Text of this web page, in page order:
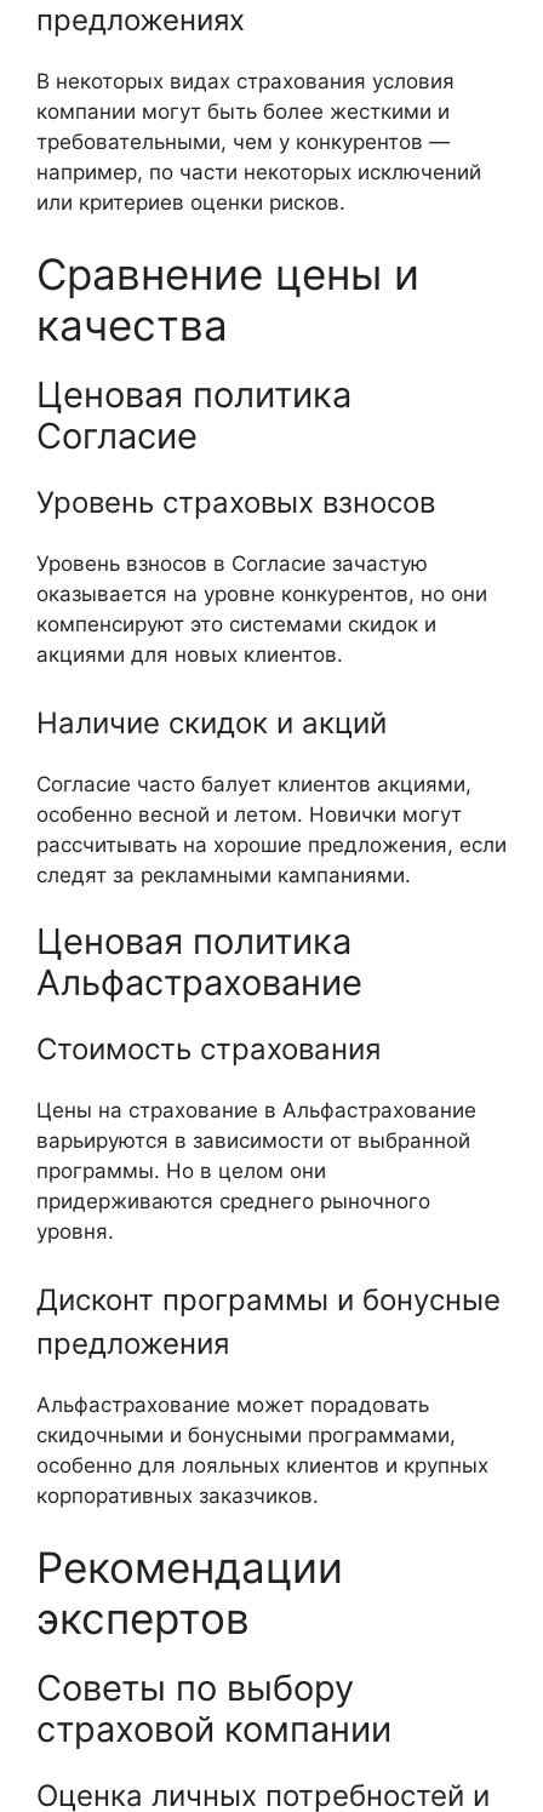
предложениях
В некоторых видах страхования условия
компании могут быть более жесткими и
требовательными, чем у конкурентов —
например, по части некоторых исключений
или критериев оценки рисков.
Сравнение цены и
качества
Ценовая политика
Согласие
Уровень страховых взносов
Уровень взносов в Согласие зачастую
оказывается на уровне конкурентов, но они
компенсируют это системами скидок и
акциями для новых клиентов.
Наличие скидок и акций
Согласие часто балует клиентов акциями,
особенно весной и летом. Новички могут
рассчитывать на хорошие предложения, если
следят за рекламными кампаниями.
Ценовая политика
Альфастрахование
Стоимость страхования
Цены на страхование в Альфастрахование
варьируются в зависимости от выбранной
программы. Но в целом они
придерживаются среднего рыночного
уровня.
Дисконт программы и бонусные
предложения
Альфастрахование может порадовать
скидочными и бонусными программами,
особенно для лояльных клиентов и крупных
корпоративных заказчиков.
Рекомендации
экспертов
Советы по выбору
страховой компании
Оценка личных потребностей и